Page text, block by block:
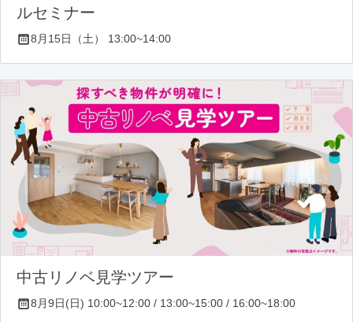
ルセミナー
8月15日（土） 13:00~14:00
中古リノベ見学ツアー
8月9日(日) 10:00~12:00 / 13:00~15:00 / 16:00~18:00